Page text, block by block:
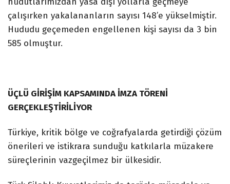
çalışırken yakalananların sayısı 148’e yükselmiştir.
Hududu geçemeden engellenen kişi sayısı da 3 bin
585 olmuştur.
ÜÇLÜ GİRİŞİM KAPSAMINDA İMZA TÖRENİ
GERÇEKLEŞTİRİLİYOR
Türkiye, kritik bölge ve coğrafyalarda getirdiği çözüm
önerileri ve istikrara sunduğu katkılarla müzakere
süreçlerinin vazgeçilmez bir ülkesidir.